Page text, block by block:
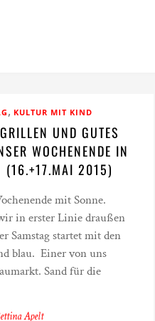
, KULTUR MIT KIND
UND GUTES
WOCHENENDE IN
(16.+17.MAI 2015)
mit Sonne.
in erster Linie draußen
Samstag startet mit den
blau. Einer von uns
Sand für die
Apelt